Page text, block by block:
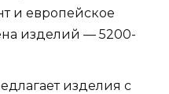
и европейское
изделий — 5200-
изделия с